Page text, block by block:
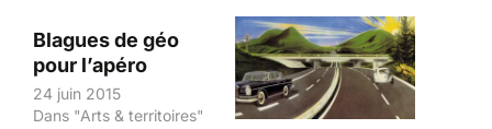
Blagues de géo
pour l’apéro
24 juin 2015
Dans "Arts & territoires"